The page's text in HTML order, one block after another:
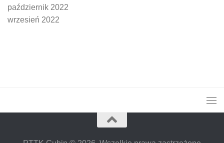
październik 2022
wrzesień 2022